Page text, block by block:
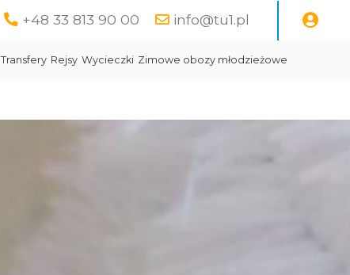
+48 33 813 90 00 info@tu1.pl
Transfery Rejsy Wycieczki Zimowe obozy młodzieżowe